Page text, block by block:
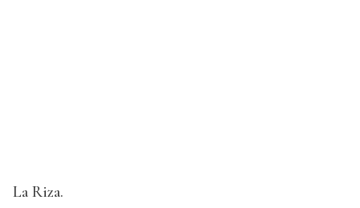
La Riza.